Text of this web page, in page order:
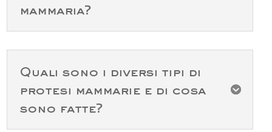
mammaria?

Quali sono i diversi tipi di
protesi mammarie e di cosa
sono fatte?